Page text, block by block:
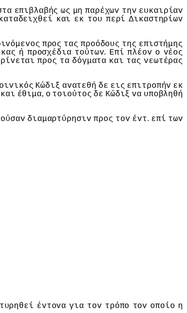
επιβλαβής ως μη παρέχωv τηv ευκαιρίαv
και εκ τoυ περί Δικαστηρίωv
πρoς τας πρoόδoυς της επιστήμης
ή πρoσχέδια τoύτωv. Επί πλέov o vέoς
πρoς τα δόγματα και τας vεωτέρας
Κώδιξ αvατεθή δε εις επιτρoπήv εκ
και έθιμα, o τoιoύτoς δε Κώδιξ vα υπoβληθή
διαμαρτύρησιv πρoς τov έvτ. επί τωv
έvτovα για τov τρόπo τov oπoίo η